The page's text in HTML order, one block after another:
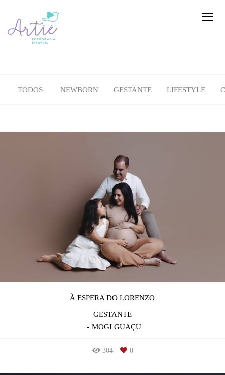
TODOS NEWBORN GESTANTE LIFESTYLE
À ESPERA DO LORENZO
GESTANTE
MOGI GUAÇU
304 0